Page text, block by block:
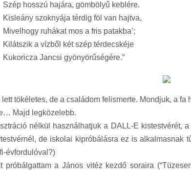
Szép hosszú hajára, gömbölyű keblére.
Kisleány szoknyája térdig föl van hajtva,
Mivelhogy ruhákat mos a fris patakba’;
Kilátszik a vízből két szép térdecskéje
Kukoricza Jancsi gyönyörűségére.”
lett tökéletes, de a családom felismerte. Mondjuk, a
Majd legközelebb.
nélkül használhatjuk a DALL-E kistestvérét, a
de iskolai kipróbálásra ez is alkalmasnak
évfordulóval?)
próbálgattam a János vitéz kezdő soraira